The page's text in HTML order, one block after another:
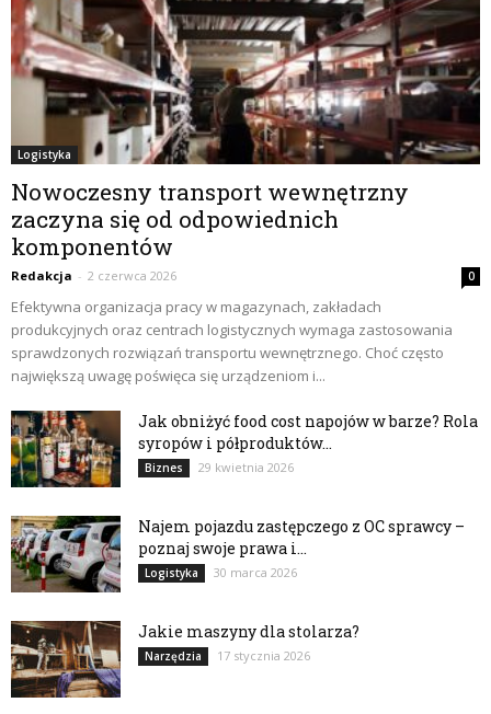
Logistyka
Nowoczesny transport wewnętrzny
zaczyna się od odpowiednich
komponentów
Redakcja - 2 czerwca 2026 0
Efektywna organizacja pracy w magazynach, zakładach
produkcyjnych oraz centrach logistycznych wymaga zastosowania
sprawdzonych rozwiązań transportu wewnętrznego. Choć często
największą uwagę poświęca się urządzeniom i...
Jak obniżyć food cost napojów w barze? Rola
syropów i półproduktów...
Biznes 29 kwietnia 2026
Najem pojazdu zastępczego z OC sprawcy –
poznaj swoje prawa i...
Logistyka 30 marca 2026
Jakie maszyny dla stolarza?
Narzędzia 17 stycznia 2026